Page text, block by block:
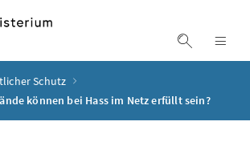
Suche
Schutz
können bei Hass im Netz erfüllt sein?